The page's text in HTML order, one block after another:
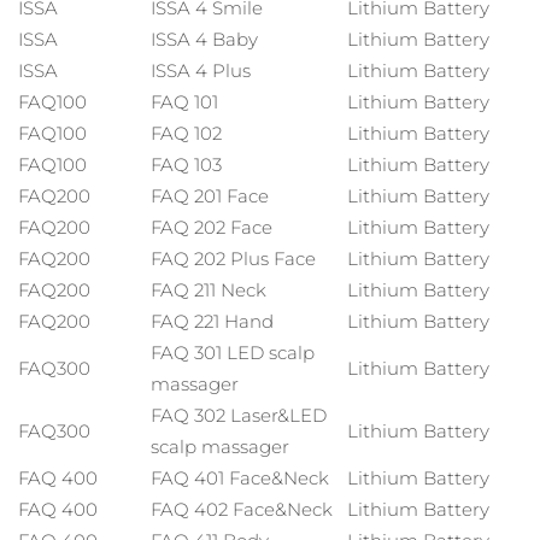
ISSA
ISSA 4 Smile
Lithium Battery
ISSA
ISSA 4 Baby
Lithium Battery
ISSA
ISSA 4 Plus
Lithium Battery
FAQ100
FAQ 101
Lithium Battery
FAQ100
FAQ 102
Lithium Battery
FAQ100
FAQ 103
Lithium Battery
FAQ200
FAQ 201 Face
Lithium Battery
FAQ200
FAQ 202 Face
Lithium Battery
FAQ200
FAQ 202 Plus Face
Lithium Battery
FAQ200
FAQ 211 Neck
Lithium Battery
FAQ200
FAQ 221 Hand Lithium Battery
FAQ300
FAQ 301 LED scalp
massager
Lithium Battery
FAQ300
FAQ 302 Laser&LED
scalp massager
Lithium Battery
FAQ 400 FAQ 401 Face&Neck
Lithium Battery
FAQ 400
FAQ 402 Face&Neck
Lithium Battery
For healthy hair
Kosmetika
FOREO APP
OM FOREO
Israel Förväntad leverans
Italien 10/8/26
Japan Förväntad leverans13/8/26
Jersey Förväntad leverans15/8/26
Kazakstan Förväntad leverans12/8/26
Kuwait Förväntad leverans 10/8/26
Lettland Förväntad leverans10/8/26
Libanon Förväntad leverans11/8/26
Litauen Förväntad leverans10/8/26